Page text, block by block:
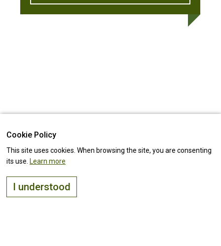
Cookie Policy
This site uses cookies. When browsing the site, you are consenting
its use. Learn more
I understood